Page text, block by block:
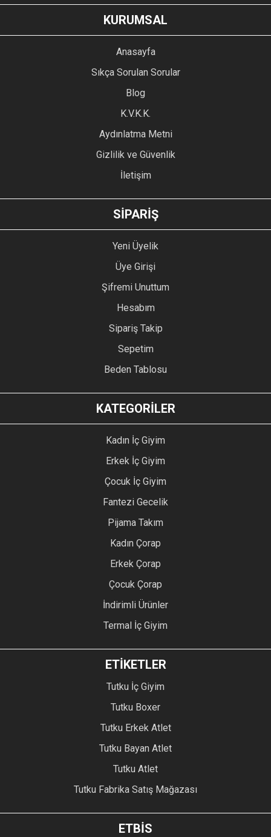
YORUM YAZ
konularda yetersiz gördüğünüz noktaları öneri formunu
kullanarak tarafımıza iletebilirsiniz.
Ürün resmi kalitesiz, bozuk veya görüntülenemiyor.
Ürün açıklamasında eksik bilgiler bulunuyor.
Ürün bilgilerinde hatalar bulunuyor.
Ürün fiyatı diğer sitelerden daha pahalı.
GÖNDER
KURUMSAL
Anasayfa
Sıkça Sorulan Sorular
Blog
K.V.K.K.
Aydınlatma Metni
Gizlilik ve Güvenlik
İletişim
SİPARİŞ
Yeni Üyelik
Üye Girişi
Şifremi Unuttum
Hesabım
Sipariş Takip
Sepetim
Beden Tablosu
KATEGORİLER
Kadın İç Giyim
Erkek İç Giyim
Çocuk İç Giyim
Fantezi Gecelik
Pijama Takım
Kadın Çorap
Erkek Çorap
Çocuk Çorap
İndirimli Ürünler
Termal İç Giyim
ETİKETLER
Tutku İç Giyim
Tutku Boxer
Tutku Erkek Atlet
Tutku Bayan Atlet
Tutku Atlet
Tutku Fabrika Satış Mağazası
ETBİS